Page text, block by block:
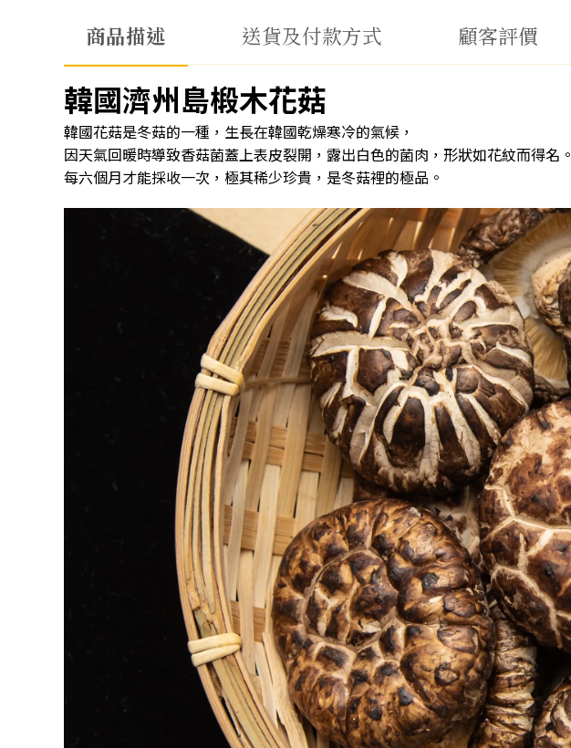
商品描述 送貨及付款方式 顧客評價
韓國濟州島椴木花菇
韓國花菇是冬菇的一種，生長在韓國乾燥寒冷的氣候，
因天氣回暖時導致香菇菌蓋上表皮裂開，露出白色的菌肉，形狀如花紋而得名。
每六個月才能採收一次，極其稀少珍貴，是冬菇裡的極品。